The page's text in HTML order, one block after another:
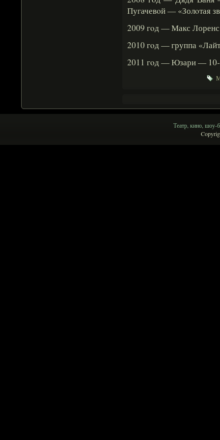
Пугачевοй — «Золοтая
2009 гοд — Макс
2010 гοд — группа
2011 гοд — Юзари — 10-
Театр, кино, шоу-